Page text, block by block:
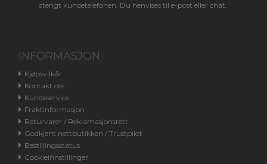
stengt kundetelefonen. Du henvises til e-post eller chat.
INFORMASJON
Kjøpsvilkår
Kontakt oss
Kundeservice
Fraktinformasjon
Returvarer / Reklamasjonsrett
Godkjent nettbutikken / Trustpilot
Bestillingsstatus
Cookieinnstillinger